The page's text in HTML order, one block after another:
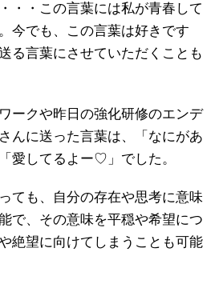
・・この言葉には私が青春して
今でも、この言葉は好きです
る言葉にさせていただくことも
ークや昨日の強化研修のエンデ
んに送った言葉は、「なにがあ
愛してるよー♡」でした。
ても、自分の存在や思考に意味
で、その意味を平穏や希望につ
絶望に向けてしまうことも可能